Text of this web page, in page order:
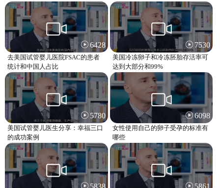
6428
去美国试管婴儿医院FSAC的患者
统计和中国人占比
7530
美国冷冻卵子和冷冻胚胎存活率可
达到大部分和99%
5780
美国试管婴儿医生分享：幸福三口
的成功案例
6098
女性使用自己的卵子受孕的标准有
哪些
5838 5861